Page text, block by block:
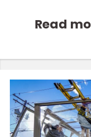
Read